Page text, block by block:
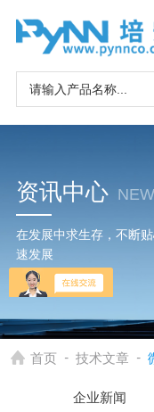
资讯中心
在发展中求生存，不断
速发展
首页 - 技术文章 -
企业新闻